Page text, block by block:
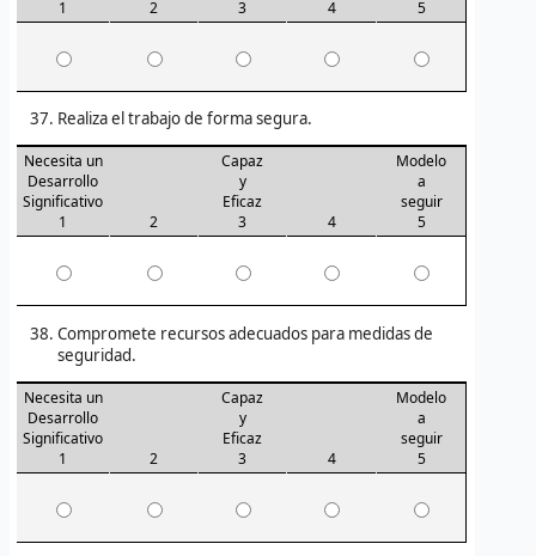
1 2 3 4 5
Realiza el trabajo de forma segura.
Necesita un
Desarrollo
Significativo
1
2
Capaz
y
Eficaz
3
4
Modelo
a
seguir
5
Compromete recursos adecuados para medidas de
seguridad.
Necesita un
Desarrollo
Significativo
1
2
Capaz
y
Eficaz
3
4
Modelo
a
seguir
5